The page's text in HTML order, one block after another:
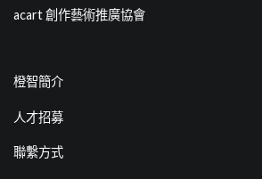
acart 創作藝術推廣協會
橙智簡介
人才招募
聯繫方式